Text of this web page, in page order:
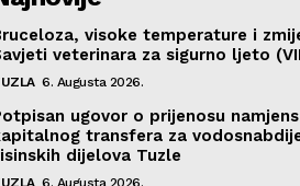
visoke temperature i
veterinara za sigurno ljeto
6. Augusta 2026.
ugovor o prijenosu
transfera za
dijelova Tuzle
6. Augusta 2026.